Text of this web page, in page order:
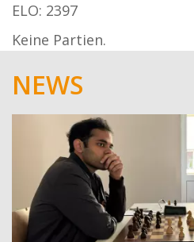
ELO: 2397
Keine Partien.
NEWS